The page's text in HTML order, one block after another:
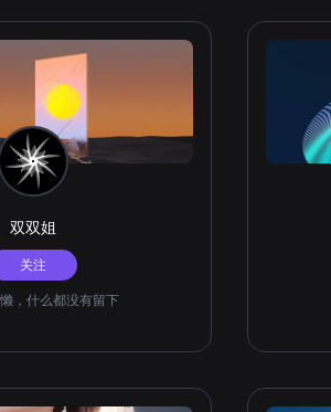
双双姐
关注
，什么都没有留下